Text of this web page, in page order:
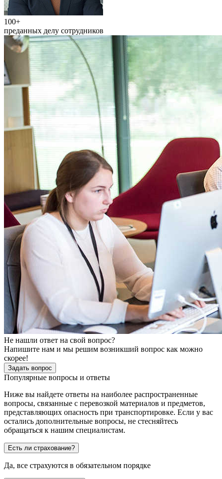
100+
преданных делу сотрудников
Не нашли ответ на свой вопрос?
Напишите нам и мы решим возникший вопрос как можно
скорее!
Задать вопрос
Популярные вопросы и ответы
Ниже вы найдете ответы на наиболее распространенные
вопросы, связанные с перевозкой материалов и предметов,
представляющих опасность при транспортировке. Если у вас
остались дополнительные вопросы, не стесняйтесь
обращаться к нашим специалистам.
Есть ли страхование?
Да, все страхуются в обязательном порядке